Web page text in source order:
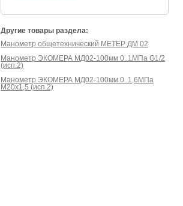
Другие товары раздела:
Манометр общетехнический МЕТЕР ДМ 02
Манометр ЭКОМЕРА МД02-100мм 0..1МПа G1/2
(исп.2)
Манометр ЭКОМЕРА МД02-100мм 0..1,6МПа
М20х1,5 (исп.2)